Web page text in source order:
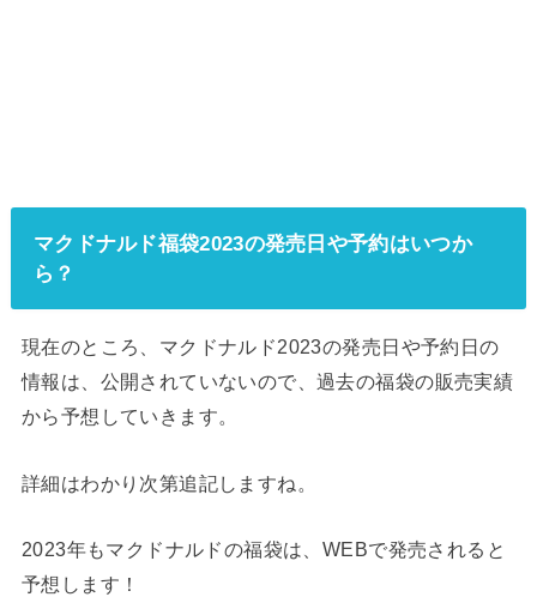
マクドナルド福袋2023の発売日や予約はいつか
ら？
現在のところ、マクドナルド2023の発売日や予約日の
情報は、公開されていないので、過去の福袋の販売実績
から予想していきます。
詳細はわかり次第追記しますね。
2023年もマクドナルドの福袋は、WEBで発売されると
予想します！